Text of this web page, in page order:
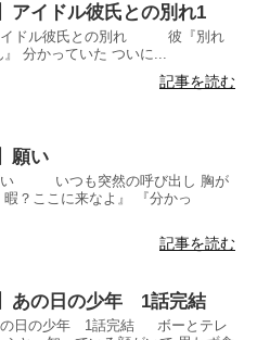
アイドル彼氏との別れ1
イドル彼氏との別れ 彼『別れ
』 分かっていた ついに...
記事を読む
願い
い いつも突然の呼び出し 胸が
？ここに来なよ』 『分かっ
記事を読む
あの日の少年 1話完結
の日の少年 1話完結 ボーとテレ